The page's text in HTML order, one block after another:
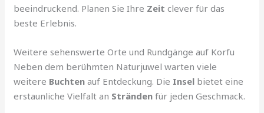
beeindruckend. Planen Sie Ihre Zeit clever für das
beste Erlebnis.
Weitere sehenswerte Orte und Rundgänge auf Korfu
Neben dem berühmten Naturjuwel warten viele
weitere Buchten auf Entdeckung. Die Insel bietet eine
erstaunliche Vielfalt an Stränden für jeden Geschmack.